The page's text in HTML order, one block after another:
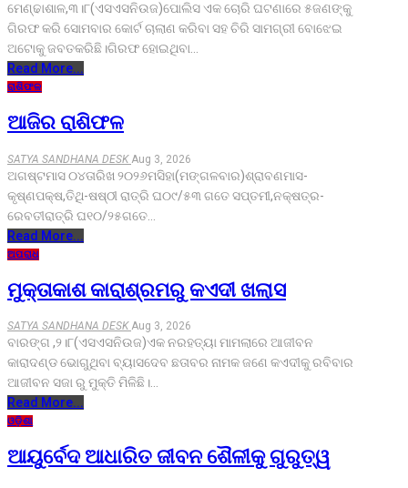
ମେଣ୍ଢାଶାଳ,୩।୮(ଏସଏସନିଉଜ)ପୋଲିସ ଏକ ଚୋରି ଘଟଣାରେ ୫ଜଣଙ୍କୁ
ଗିରଫ କରି ସୋମବାର କୋର୍ଟ ଚାଲାଣ କରିବା ସହ ଚିରି ସାମଗ୍ରୀ ବୋଝେଇ
ଅଟୋକୁ ଜବତକରିଛି।ଗିରଫ ହୋଇଥିବା…
Read More...
ରାଶିଫଳ
ଆଜିର ରାଶିଫଳ
SATYA SANDHANA DESK Aug 3, 2026
ଅଗଷ୍ଟମାସ ୦୪ତାରିଖ ୨୦୨୬ମସିହା(ମଙ୍ଗଳବାର)ଶ୍ରାବଣମାସ-
କୃଷ୍ଣପକ୍ଷ,ତିଥି-ଷଷ୍ଠୀ ରାତ୍ରି ଘ୦୯/୫୩ ଗତେ ସପ୍ତମୀ,ନକ୍ଷତ୍ର-
ରେବତୀରାତ୍ରି ଘ୧୦/୨୫ଗତେ…
Read More...
ଅପରାଧ
ମୁକ୍ତାକାଶ କାରାଶ୍ରମରୁ କଏଦୀ ଖଲାସ
SATYA SANDHANA DESK Aug 3, 2026
ବାରଙ୍ଗ ,୨।୮(ଏସଏସନିଉଜ)ଏକ ନରହତ୍ୟା ମାମଲାରେ ଆଜୀବନ
କାରାଦଣ୍ଡ ଭୋଗୁଥିବା ବ୍ୟାସଦେବ ଛତାବର ନାମକ ଜଣେ କଏଦୀକୁ ରବିବାର
ଆଜୀବନ ସଜା ରୁ ମୁକ୍ତି ମିଳିଛି।…
Read More...
ଓଡ଼ିଶା
ଆୟୁର୍ବେଦ ଆଧାରିତ ଜୀବନ ଶୈଳୀକୁ ଗୁରୁତ୍ୱ